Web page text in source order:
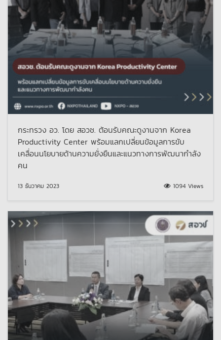
กระทรวง อว. โดย สอวช. ต้อนรับคณะดูงานจาก Korea
Productivity Center พร้อมแลกเปลี่ยนข้อมูลการขับ
เคลื่อนนโยบายด้านความยั่งยืนและแนวทางการพัฒนากำลัง
คน
13 ธันวาคม 2023 1094 Views